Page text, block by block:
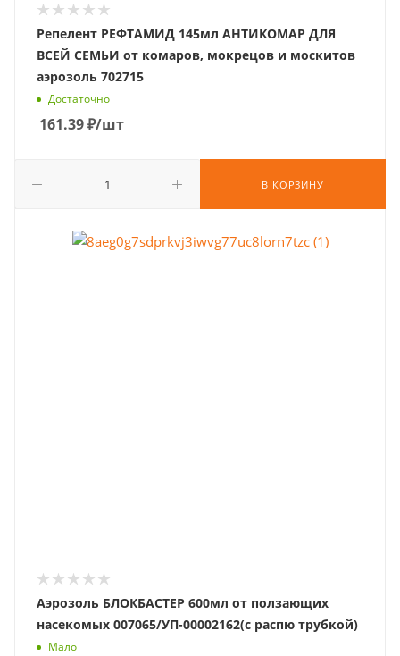
Репелент РЕФТАМИД 145мл АНТИКОМАР ДЛЯ
ВСЕЙ СЕМЬИ от комаров, мокрецов и москитов
аэрозоль 702715
Достаточно
161.39₽/шт
В КОРЗИНУ
Аэрозоль БЛОКБАСТЕР 600мл от ползающих
насекомых 007065/УП-00002162(с распю трубкой)
Мало